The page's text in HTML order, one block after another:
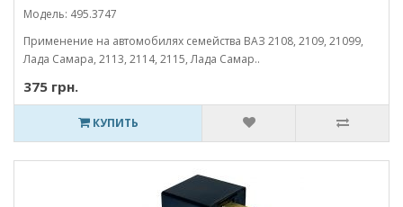
Модель: 495.3747
Применение на автомобилях семейства ВАЗ 2108, 2109, 21099,
Лада Самара, 2113, 2114, 2115, Лада Самар..
375 грн.
КУПИТЬ